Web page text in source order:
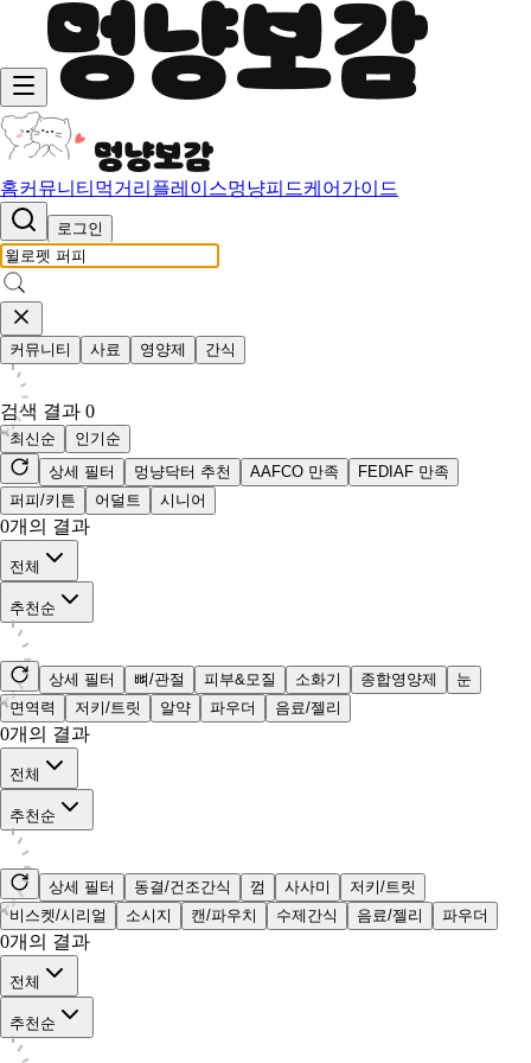
홈커뮤니티 먹거리 플레이스멍냥피드케어가이드
로그인
커뮤니티 사료 영양제 간식
검색 결과 0
최신순
인기순
상세 필터
멍냥닥터 추천 AAFCO 만족
FEDIAF 만족
퍼피/키튼
어덜트 시니어
0개의 결과
전체
추천순
상세 필터 뼈/관절 피부&모질 소화기 종합영양제
눈
면역력
저키/트릿 알약 파우더 음료/젤리
0개의 결과
전체
추천순
상세 필터 동결/건조간식 껌 사사미
저키/트릿
비스켓/시리얼
소시지 캔/파우치 수제간식 음료/젤리 파우더
0개의 결과
전체
추천순